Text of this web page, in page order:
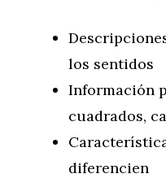
los sentidos
Información
cuadrados,
diferencien